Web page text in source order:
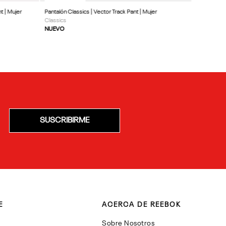
| Mujer
Pantalón Classics | Vector Track Pant | Mujer
Classics
NUEVO
SUSCRIBIRME
ACERCA DE REEBOK
Sobre Nosotros